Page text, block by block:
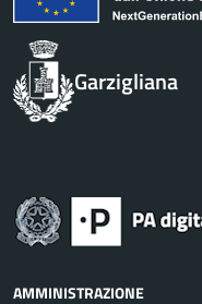
Garzigliana
AMMINISTRAZIONE